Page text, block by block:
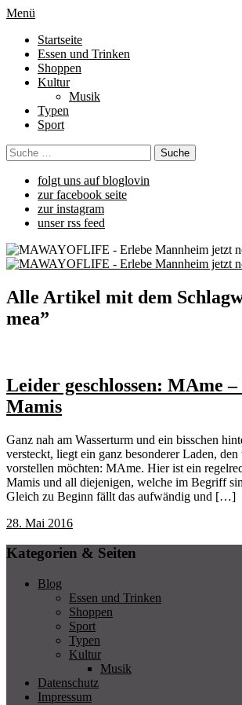
Menü
Startseite
Essen und Trinken
Shoppen
Kultur
Musik
Typen
Sport
folgt uns auf bloglovin
zur facebook seite
zur instagram
unser rss feed
Alle Artikel mit dem
mea”
Leider geschlossen: MAme
Mamis
Ganz nah am Wasserturm und ein bisschen
versteckt, liegt ein ganz besonderer Laden,
vorstellen möchten: MAme. Hier ist ein
Mamis und all diejenigen, welche im Begriff
Gleich zu Beginn fällt das aufwändig und […]
28. Mai 2016
Kategorien & Seiten
Blog
Essen und Trinken
Shoppen
Sport
Typen
Kultur
Musik
Datenschutz
Impressum